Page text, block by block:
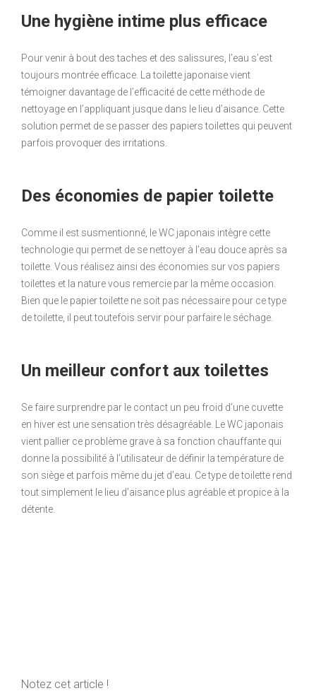
Une hygiène intime plus efficace
Pour venir à bout des taches et des salissures, l’eau s’est
toujours montrée efficace. La toilette japonaise vient
témoigner davantage de l’efficacité de cette méthode de
nettoyage en l’appliquant jusque dans le lieu d’aisance. Cette
solution permet de se passer des papiers toilettes qui peuvent
parfois provoquer des irritations.
Des économies de papier toilette
Comme il est susmentionné, le WC japonais intègre cette
technologie qui permet de se nettoyer à l’eau douce après sa
toilette. Vous réalisez ainsi des économies sur vos papiers
toilettes et la nature vous remercie par la même occasion.
Bien que le papier toilette ne soit pas nécessaire pour ce type
de toilette, il peut toutefois servir pour parfaire le séchage.
Un meilleur confort aux toilettes
Se faire surprendre par le contact un peu froid d’une cuvette
en hiver est une sensation très désagréable. Le WC japonais
vient pallier ce problème grave à sa fonction chauffante qui
donne la possibilité à l’utilisateur de définir la température de
son siège et parfois même du jet d’eau. Ce type de toilette rend
tout simplement le lieu d’aisance plus agréable et propice à la
détente.
Notez cet article !